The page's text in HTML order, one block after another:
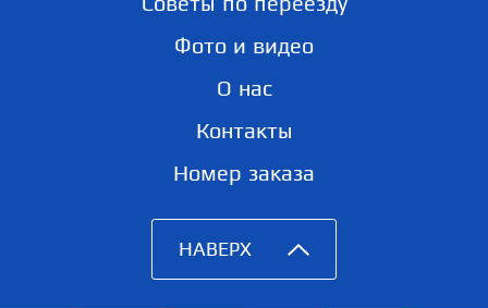
Фото и видео
О нас
Контакты
Номер заказа
НАВЕРХ